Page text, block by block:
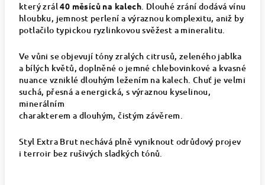
který zrál40 měsíců na kalech. Dlouhé zrání dodává vínu
hloubku, jemnost perlení a výraznou komplexitu, aniž by
potlačilo typickou ryzlinkovou svěžest a mineralitu.
Ve vůni se objevují tóny zralých citrusů, zeleného jablka
a bílých květů, doplněné o jemné chlebovinkové a kvasné
nuance vzniklé dlouhým ležením na kalech. Chuť je velmi
suchá, přesná a energická, s výraznou kyselinou,
minerálním
charakterem a dlouhým, čistým závěrem.
Styl Extra Brut nechává plně vyniknout odrůdový projev
i terroir bez rušivých sladkých tónů.